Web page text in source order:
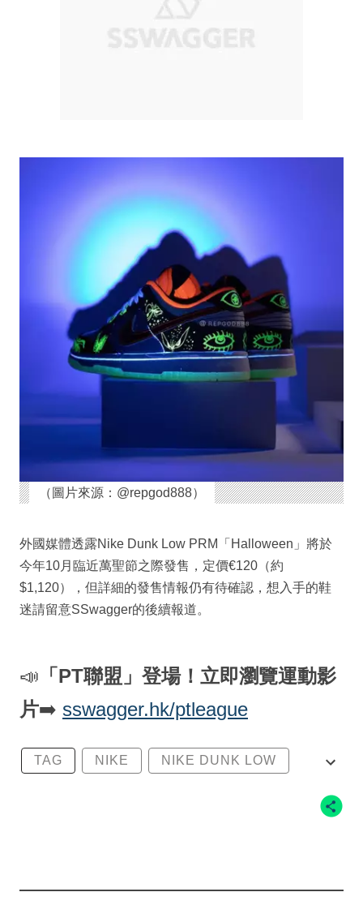
（圖片來源：@repgod888）
外國媒體透露Nike Dunk Low PRM「Halloween」將於
今年10月臨近萬聖節之際發售，定價€120（約
$1,120），但詳細的發售情報仍有待確認，想入手的鞋
迷請留意SSwagger的後續報道。
📣 「PT聯盟」登場！立即瀏覽運動影
片➡️ sswagger.hk/ptleague
TAG NIKE NIKE DUNK LOW